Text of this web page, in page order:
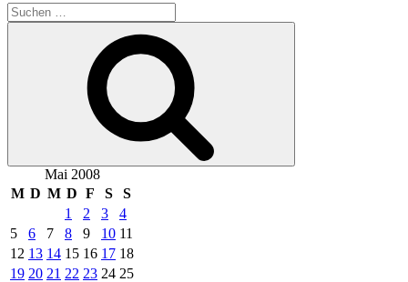
Suchen
nach:
Mai 2008
M D M D F S
S
1
2 3
4
5
6 7 8 9 10 11
12 13 14 15 16 17 18
19 20 21 22 23 24 25